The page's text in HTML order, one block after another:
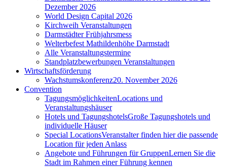
Dezember 2026
World Design Capital 2026
Kirchweih Veranstaltungen
Darmstädter Frühjahrsmess
Welterbefest Mathildenhöhe Darmstadt
Alle Veranstaltungstermine
Standplatzbewerbungen Veranstaltungen
Wirtschaftsförderung
Wachstumskonferenz20. November 2026
Convention
TagungsmöglichkeitenLocations und
Veranstaltungshäuser
Hotels und TagungshotelsGroße Tagungshotels und
individuelle Häuser
Special LocationsVeranstalter finden hier die passende
Location für jeden Anlass
Angebote und Führungen für GruppenLernen Sie die
Stadt im Rahmen einer Führung kennen